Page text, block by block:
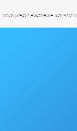
ПРОТИВОДЕЙСТВИЕ